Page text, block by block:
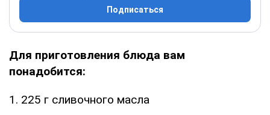
Подписаться
Для приготовления блюда вам
понадобится:
1. 225 г сливочного масла